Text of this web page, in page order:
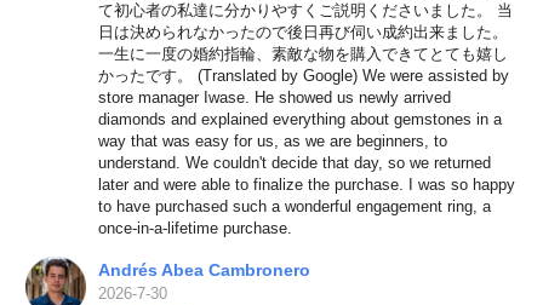
て初心者の私達に分かりやすくご説明くださいました。 当
日は決められなかったので後日再び伺い成約出来ました。
一生に一度の婚約指輪、素敵な物を購入できてとても嬉し
かったです。 (Translated by Google) We were assisted by
store manager Iwase. He showed us newly arrived
diamonds and explained everything about gemstones in a
way that was easy for us, as we are beginners, to
understand. We couldn't decide that day, so we returned
later and were able to finalize the purchase. I was so happy
to have purchased such a wonderful engagement ring, a
once-in-a-lifetime purchase.
Andrés Abea Cambronero
2026-7-30